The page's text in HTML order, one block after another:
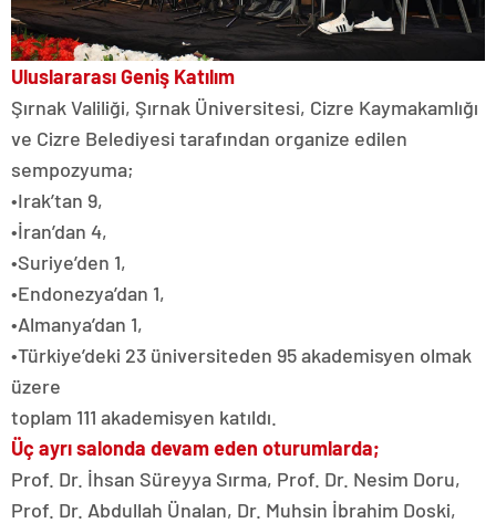
Uluslararası Geniş Katılım
Şırnak Valiliği, Şırnak Üniversitesi, Cizre Kaymakamlığı
ve Cizre Belediyesi tarafından organize edilen
sempozyuma;
•Irak’tan 9,
•İran’dan 4,
•Suriye’den 1,
•Endonezya’dan 1,
•Almanya’dan 1,
•Türkiye’deki 23 üniversiteden 95 akademisyen olmak
üzere
toplam 111 akademisyen katıldı.
Üç ayrı salonda devam eden oturumlarda;
Prof. Dr. İhsan Süreyya Sırma, Prof. Dr. Nesim Doru,
Prof. Dr. Abdullah Ünalan, Dr. Muhsin İbrahim Doski,